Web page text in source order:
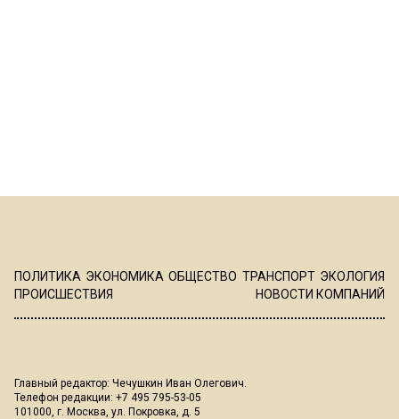
ПОЛИТИКА ЭКОНОМИКА ОБЩЕСТВО ТРАНСПОРТ ЭКОЛОГИЯ
ПРОИСШЕСТВИЯ
НОВОСТИ КОМПАНИЙ
Главный редактор: Чечушкин Иван Олегович.
Телефон редакции: +7 495 795-53-05
101000, г. Москва, ул. Покровка, д. 5